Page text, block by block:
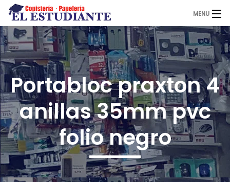
MENU
El Estudiante
Copistería
Papelería
Servicios
Portabloc praxton 4
anillas 35mm pvc
folio negro